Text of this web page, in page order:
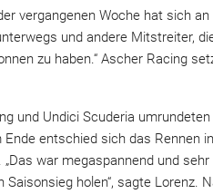
vergangenen Woche hat sich an
und andere Mitstreiter,
zu haben.“ Ascher Racing
und Undici Scuderia umrundeten
entschied sich das Rennen
war megaspannend und sehr
holen“, sagte Lorenz.